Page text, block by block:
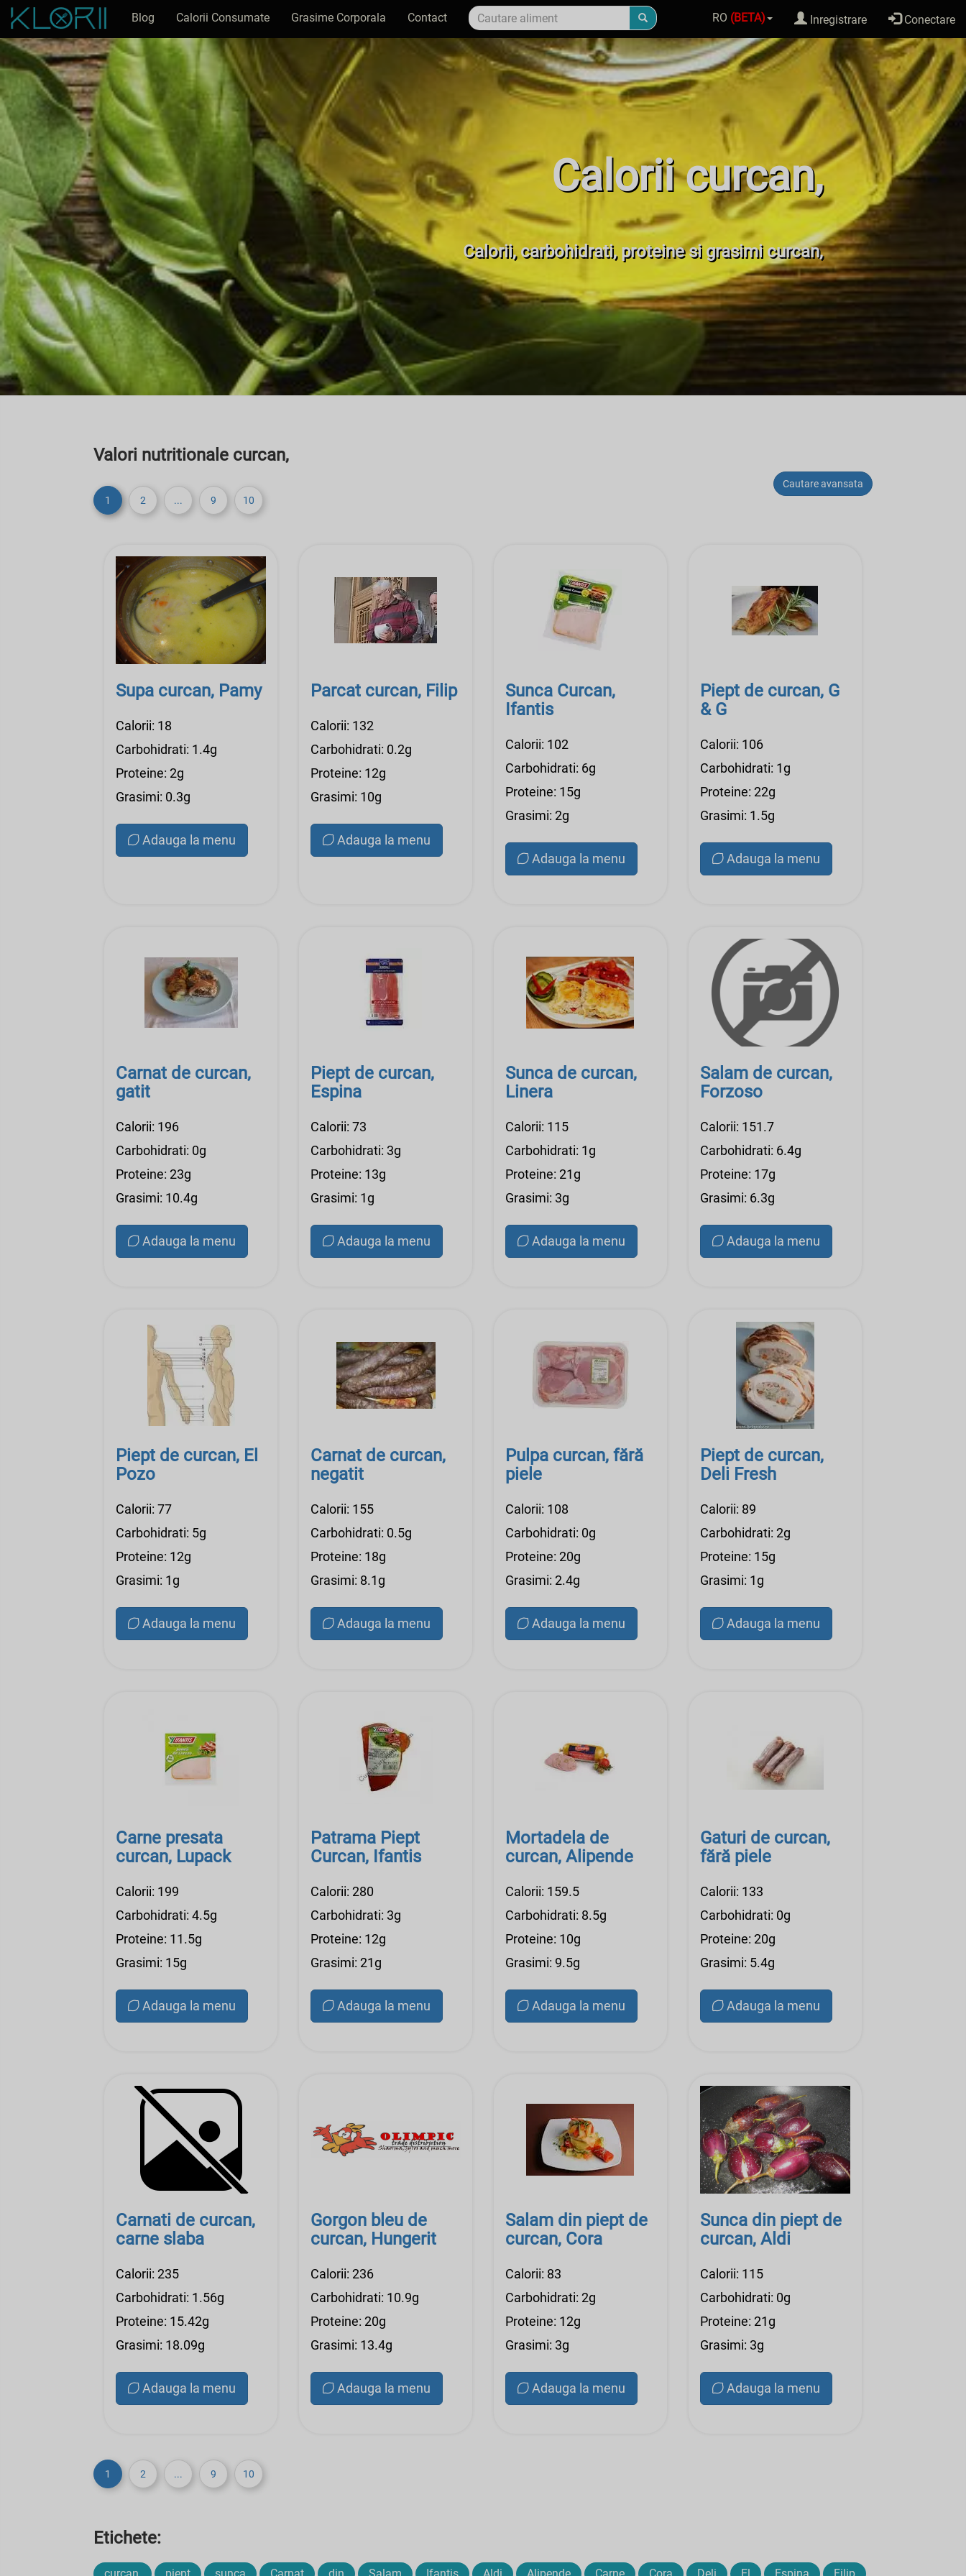
Blog Calorii Consumate Grasime Corporala Contact RO (BETA) Inregistrare Conectare
Calorii curcan,
Calorii, carbohidrati, proteine si grasimi curcan,
Valori nutritionale curcan,
Cautare avansata
1
2 ... 9 10
Supa curcan, Pamy
Calorii: 18
Carbohidrati: 1.4g
Proteine: 2g
Grasimi: 0.3g
Adauga la menu
Parcat curcan, Filip
Calorii: 132
Carbohidrati: 0.2g
Proteine: 12g
Grasimi: 10g
Adauga la menu
Sunca Curcan,
Ifantis
Calorii: 102
Carbohidrati: 6g
Proteine: 15g
Grasimi: 2g
Adauga la menu
Piept de curcan, G
& G
Calorii: 106
Carbohidrati: 1g
Proteine: 22g
Grasimi: 1.5g
Adauga la menu
Carnat de curcan,
gatit
Calorii: 196
Carbohidrati: 0g
Proteine: 23g
Grasimi: 10.4g
Adauga la menu
Piept de curcan,
Espina
Calorii: 73
Carbohidrati: 3g
Proteine: 13g
Grasimi: 1g
Adauga la menu
Sunca de curcan,
Linera
Calorii: 115
Carbohidrati: 1g
Proteine: 21g
Grasimi: 3g
Adauga la menu
Salam de curcan,
Forzoso
Calorii: 151.7
Carbohidrati: 6.4g
Proteine: 17g
Grasimi: 6.3g
Adauga la menu
Piept de curcan, El
Pozo
Calorii: 77
Carbohidrati: 5g
Proteine: 12g
Grasimi: 1g
Adauga la menu
Carnat de curcan,
negatit
Calorii: 155
Carbohidrati: 0.5g
Proteine: 18g
Grasimi: 8.1g
Adauga la menu
Pulpa curcan, fără
piele
Calorii: 108
Carbohidrati: 0g
Proteine: 20g
Grasimi: 2.4g
Adauga la menu
Piept de curcan,
Deli Fresh
Calorii: 89
Carbohidrati: 2g
Proteine: 15g
Grasimi: 1g
Adauga la menu
Carne presata
curcan, Lupack
Calorii: 199
Carbohidrati: 4.5g
Proteine: 11.5g
Grasimi: 15g
Adauga la menu
Patrama Piept
Curcan, Ifantis
Calorii: 280
Carbohidrati: 3g
Proteine: 12g
Grasimi: 21g
Adauga la menu
Mortadela de
curcan, Alipende
Calorii: 159.5
Carbohidrati: 8.5g
Proteine: 10g
Grasimi: 9.5g
Adauga la menu
Gaturi de curcan,
fără piele
Calorii: 133
Carbohidrati: 0g
Proteine: 20g
Grasimi: 5.4g
Adauga la menu
Carnati de curcan,
carne slaba
Calorii: 235
Carbohidrati: 1.56g
Proteine: 15.42g
Grasimi: 18.09g
Adauga la menu
Gorgon bleu de
curcan, Hungerit
Calorii: 236
Carbohidrati: 10.9g
Proteine: 20g
Grasimi: 13.4g
Adauga la menu
Salam din piept de
curcan, Cora
Calorii: 83
Carbohidrati: 2g
Proteine: 12g
Grasimi: 3g
Adauga la menu
Sunca din piept de
curcan, Aldi
Calorii: 115
Carbohidrati: 0g
Proteine: 21g
Grasimi: 3g
Adauga la menu
1 2 ... 9 10
Etichete: